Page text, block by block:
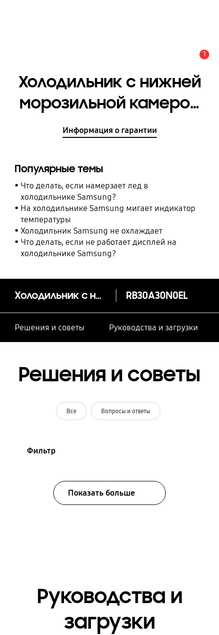
1
Холодильник с нижней
морозильной камерой
с ящиком для овощей и
[RB30A30N0EL/WT]
Информация о гарантии
Популярные темы
Что делать, если намерзает лед в
холодильнике Samsung?
На холодильнике Samsung мигает индикатор
температуры
Холодильник Samsung не охлаждает
Что делать, если не работает дисплей на
холодильнике Samsung?
Холодильник с нижней морозильной камерой с ящиком для овощей и фруктов 311 л RB30A30N0EL
Решения и советы Руководства и загрузки
Решения и советы
Все Вопросы и ответы
Фильтр
Показать больше
Руководства и
загрузки